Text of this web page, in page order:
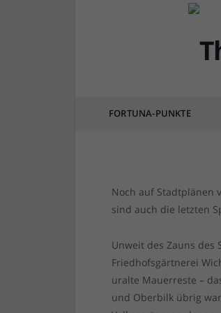
FORTUNA-PUNKTE
DÜSSEL-HISTÖRCHEN
Die
Noch auf Stadtplänen
sind auch die letzten
Unweit des Zauns des
Friedhofsgärtnerei
uralte Mauerreste –
und Oberbilk übrig